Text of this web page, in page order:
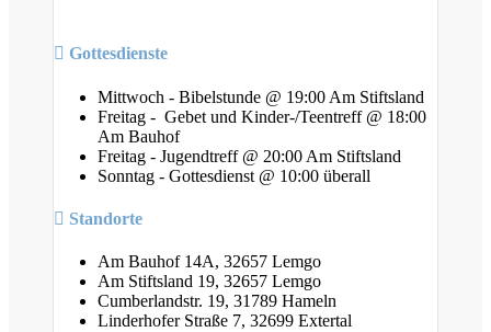
Gottesdienste
Mittwoch - Bibelstunde @ 19:00 Am Stiftsland
Freitag - Gebet und Kinder-/Teentreff @ 18:00
Am Bauhof
Freitag - Jugendtreff @ 20:00 Am Stiftsland
Sonntag - Gottesdienst @ 10:00 überall
Standorte
Am Bauhof 14A, 32657 Lemgo
Am Stiftsland 19, 32657 Lemgo
Cumberlandstr. 19, 31789 Hameln
Linderhofer Straße 7, 32699 Extertal